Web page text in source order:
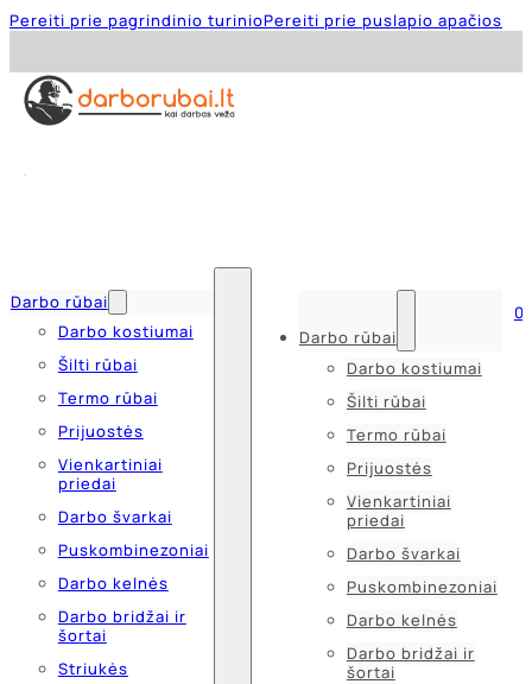
Pereiti prie pagrindinio turinioPereiti prie puslapio apačios
Darbo rūbai
Darbo kostiumai
Šilti rūbai
Termo rūbai
Prijuostės
Vienkartiniai
priedai
Darbo švarkai
Puskombinezoniai
Darbo kelnės
Darbo bridžai ir
šortai
Striukės
Darbo rūbai
Darbo kostiumai
Šilti rūbai
Termo rūbai
Prijuostės
Vienkartiniai
priedai
Darbo švarkai
Puskombinezoniai
Darbo kelnės
Darbo bridžai ir
šortai
0